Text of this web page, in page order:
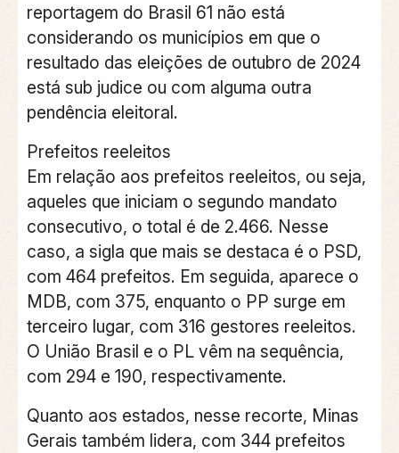
reportagem do Brasil 61 não está
considerando os municípios em que o
resultado das eleições de outubro de 2024
está sub judice ou com alguma outra
pendência eleitoral.
Prefeitos reeleitos
Em relação aos prefeitos reeleitos, ou seja,
aqueles que iniciam o segundo mandato
consecutivo, o total é de 2.466. Nesse
caso, a sigla que mais se destaca é o PSD,
com 464 prefeitos. Em seguida, aparece o
MDB, com 375, enquanto o PP surge em
terceiro lugar, com 316 gestores reeleitos.
O União Brasil e o PL vêm na sequência,
com 294 e 190, respectivamente.
Quanto aos estados, nesse recorte, Minas
Gerais também lidera, com 344 prefeitos